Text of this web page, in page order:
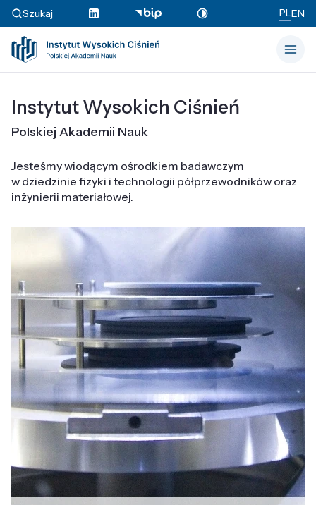
Szukaj PLEN
Instytut Wysokich Ciśnień
Polskiej Akademii Nauk
Jesteśmy wiodącym ośrodkiem badawczym
w dziedzinie fizyki i technologii półprzewodników oraz
inżynierii materiałowej.